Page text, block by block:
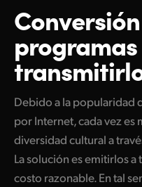
Conversión
programas
Debido a la popularidad
por Internet, cada vez es
diversidad cultural a
La solución es emitirlos a
costo razonable. En tal